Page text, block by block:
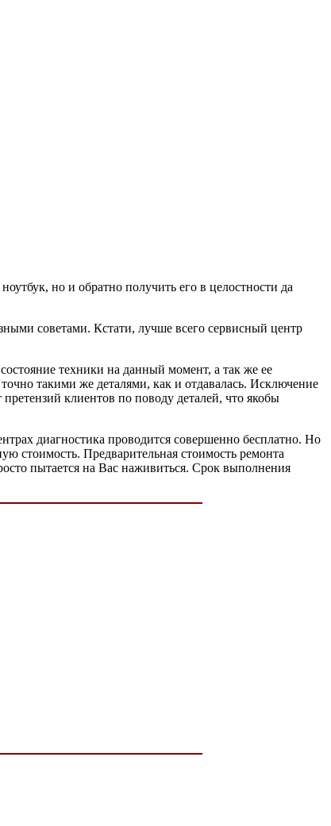
но и обратно получить его в целостности да
советами. Кстати, лучше всего сервисный центр
техники на данный момент, а так же ее
такими же деталями, как и отдавалась. Исключение
клиентов по поводу деталей, что якобы
диагностика проводится совершенно бесплатно. Но
стоимость. Предварительная стоимость ремонта
пытается на Вас наживиться. Срок выполнения